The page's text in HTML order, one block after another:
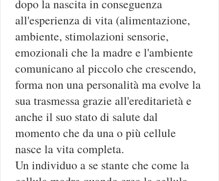
dopo la nascita in conseguenza
all'esperienza di vita (alimentazione,
ambiente, stimolazioni sensorie,
emozionali che la madre e l'ambiente
comunicano al piccolo che crescendo,
forma non una personalità ma evolve la
sua trasmessa grazie all'ereditarietà e
anche il suo stato di salute dal
momento che da una o più cellule
nasce la vita completa.
Un individuo a se stante che come la